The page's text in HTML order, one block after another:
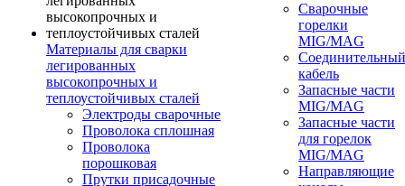
Материалы для сварки
легированных
высокопрочных и
теплоустойчивых сталей
Электроды сварочные
Проволока сплошная
Проволока
порошковая
Прутки присадочные
Сварочные
горелки
MIG/MAG
Соединительный
кабель
Запасные части
MIG/MAG
Запасные части
для горелок
MIG/MAG
Направляющие